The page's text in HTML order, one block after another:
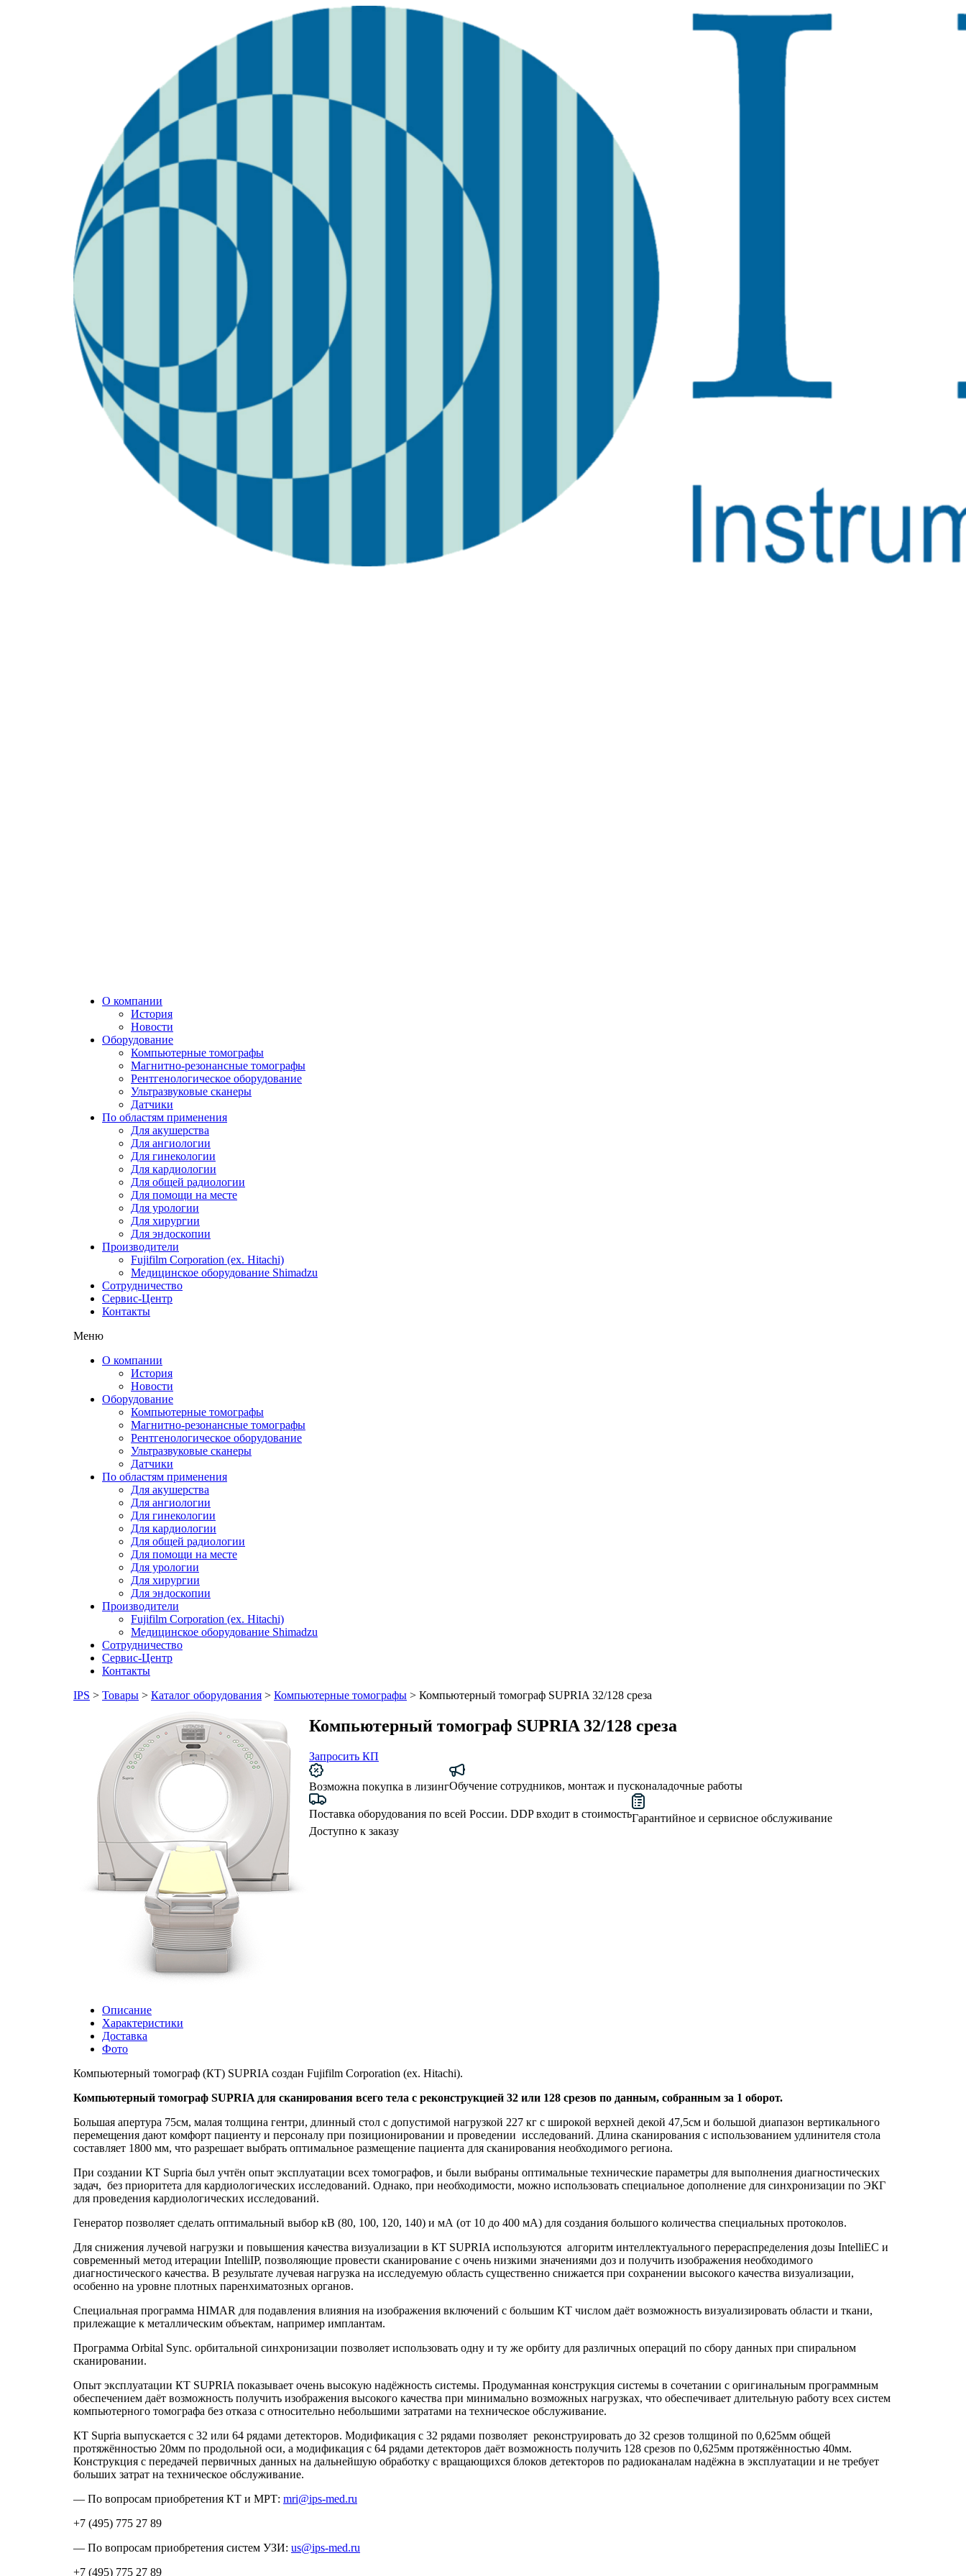
О компании
История
Новости
Оборудование
Компьютерные томографы
Магнитно-резонансные томографы
Рентгенологическое оборудование
Ультразвуковые сканеры
Датчики
По областям применения
Для акушерства
Для ангиологии
Для гинекологии
Для кардиологии
Для общей радиологии
Для помощи на месте
Для урологии
Для хирургии
Для эндоскопии
Производители
Fujifilm Corporation (ex. Hitachi)
Медицинское оборудование Shimadzu
Сотрудничество
Сервис-Центр
Контакты
Меню
О компании
История
Новости
Оборудование
Компьютерные томографы
Магнитно-резонансные томографы
Рентгенологическое оборудование
Ультразвуковые сканеры
Датчики
По областям применения
Для акушерства
Для ангиологии
Для гинекологии
Для кардиологии
Для общей радиологии
Для помощи на месте
Для урологии
Для хирургии
Для эндоскопии
Производители
Fujifilm Corporation (ex. Hitachi)
Медицинское оборудование Shimadzu
Сотрудничество
Сервис-Центр
Контакты
IPS > Товары > Каталог оборудования > Компьютерные томографы > Компьютерный томограф SUPRIA 32/128 среза
Компьютерный томограф SUPRIA 32/128 среза
Запросить КП
Возможна покупка в лизингОбучение сотрудников, монтаж и пусконаладочные работы
Поставка оборудования по всей России. DDP входит в стоимостьГарантийное и сервисное обслуживание
Доступно к заказу
Описание
Характеристики
Доставка
Фото
Компьютерный томограф (КТ) SUPRIA создан Fujifilm Corporation (ex. Hitachi).
Компьютерный томограф SUPRIA для сканирования всего тела с реконструкцией 32 или 128 срезов по данным, собранным за 1 оборот.
Большая апертура 75см, малая толщина гентри, длинный стол с допустимой нагрузкой 227 кг с широкой верхней декой 47,5см и большой диапазон вертикального
перемещения дают комфорт пациенту и персоналу при позиционировании и проведении исследований. Длина сканирования с использованием удлинителя стола
составляет 1800 мм, что разрешает выбрать оптимальное размещение пациента для сканирования необходимого региона.
При создании КТ Supria был учтён опыт эксплуатации всех томографов, и были выбраны оптимальные технические параметры для выполнения диагностических
задач, без приоритета для кардиологических исследований. Однако, при необходимости, можно использовать специальное дополнение для синхронизации по ЭКГ
для проведения кардиологических исследований.
Генератор позволяет сделать оптимальный выбор кВ (80, 100, 120, 140) и мА (от 10 до 400 мА) для создания большого количества специальных протоколов.
Для снижения лучевой нагрузки и повышения качества визуализации в КТ SUPRIA используются алгоритм интеллектуального перераспределения дозы IntelliEC и
современный метод итерации IntelliIP, позволяющие провести сканирование с очень низкими значениями доз и получить изображения необходимого
диагностического качества. В результате лучевая нагрузка на исследуемую область существенно снижается при сохранении высокого качества визуализации,
особенно на уровне плотных паренхиматозных органов.
Специальная программа HIMAR для подавления влияния на изображения включений с большим КТ числом даёт возможность визуализировать области и ткани,
прилежащие к металлическим объектам, например имплантам.
Программа Orbital Sync. орбитальной синхронизации позволяет использовать одну и ту же орбиту для различных операций по сбору данных при спиральном
сканировании.
Опыт эксплуатации КТ SUPRIA показывает очень высокую надёжность системы. Продуманная конструкция системы в сочетании с оригинальным программным
обеспечением даёт возможность получить изображения высокого качества при минимально возможных нагрузках, что обеспечивает длительную работу всех систем
компьютерного томографа без отказа с относительно небольшими затратами на техническое обслуживание.
КТ Supria выпускается с 32 или 64 рядами детекторов. Модификация с 32 рядами позволяет реконструировать до 32 срезов толщиной по 0,625мм общей
протяжённостью 20мм по продольной оси, а модификация с 64 рядами детекторов даёт возможность получить 128 срезов по 0,625мм протяжённостью 40мм.
Конструкция с передачей первичных данных на дальнейшую обработку с вращающихся блоков детекторов по радиоканалам надёжна в эксплуатации и не требует
больших затрат на техническое обслуживание.
— По вопросам приобретения КТ и МРТ: mri@ips-med.ru
+7 (495) 775 27 89
— По вопросам приобретения систем УЗИ: us@ips-med.ru
+7 (495) 775 27 89